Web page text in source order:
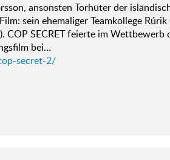
ansonsten Torhüter der
sein ehemaliger Teamkollege Rúrik
COP SECRET feierte im
bei…
secret-2/